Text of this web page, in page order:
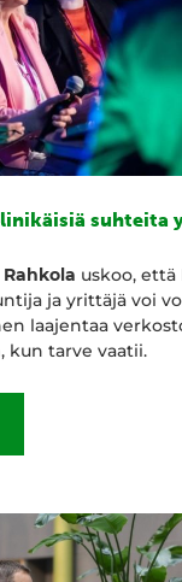
suhteita
uskoo, että
ja yrittäjä voi
laajentaa
kun tarve vaatii.